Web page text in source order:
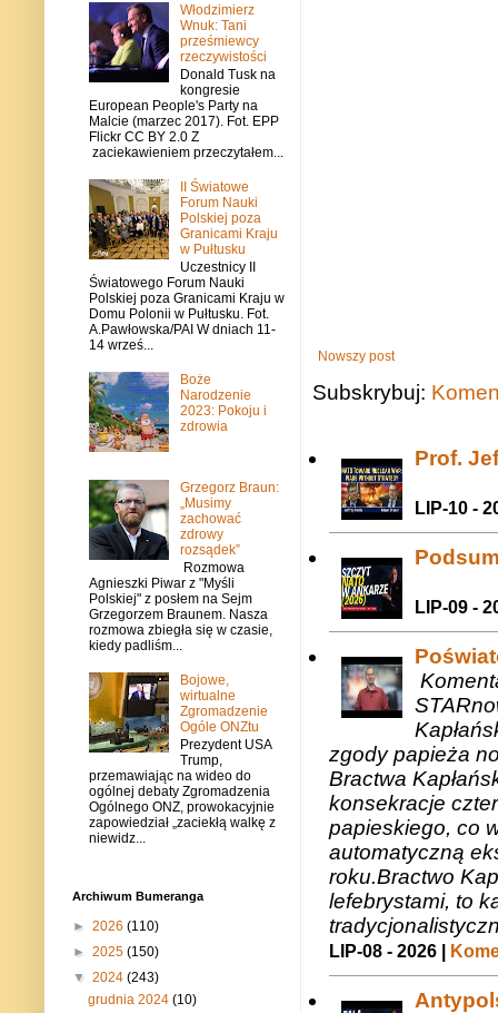
Nowszy post
Subskrybuj:
Prof.
LIP-10 -
LIP-09 -
zgody papieża
Bractwa
konsekracje
papieskiego, co
automatyczną
roku.Bractwo
lefebrystami, to
LIP-08 - 2026 |
Włodzimierz
Wnuk: Tani
prześmiewcy
rzeczywistości
Donald Tusk na
kongresie
European People's Party na
Malcie (marzec 2017). Fot. EPP
Flickr CC BY 2.0 Z
zaciekawieniem przeczytałem...
II Światowe
Forum Nauki
Polskiej poza
Granicami Kraju
w Pułtusku
Uczestnicy II
Światowego Forum Nauki
Polskiej poza Granicami Kraju w
Domu Polonii w Pułtusku. Fot.
A.Pawłowska/PAI W dniach 11-
14 wrześ...
Boże
Narodzenie
2023: Pokoju i
zdrowia
Grzegorz Braun:
„Musimy
zachować
zdrowy
rozsądek”
Rozmowa
Agnieszki Piwar z "Myśli
Polskiej" z posłem na Sejm
Grzegorzem Braunem. Nasza
rozmowa zbiegła się w czasie,
kiedy padliśm...
Bojowe,
wirtualne
Zgromadzenie
Ogóle ONZtu
Prezydent USA
Trump,
przemawiając na wideo do
ogólnej debaty Zgromadzenia
Ogólnego ONZ, prowokacyjnie
zapowiedział „zaciekłą walkę z
niewidz...
Archiwum Bumeranga
► 2026 (110)
► 2025 (150)
▼ 2024 (243)
grudnia 2024(10)